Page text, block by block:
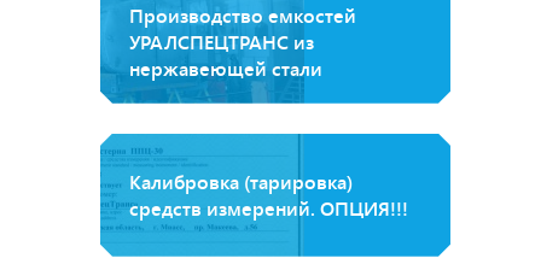
Производство емкостей
УРАЛСПЕЦТРАНС из
нержавеющей стали
Калибровка (тарировка)
средств измерений. ОПЦИЯ!!!